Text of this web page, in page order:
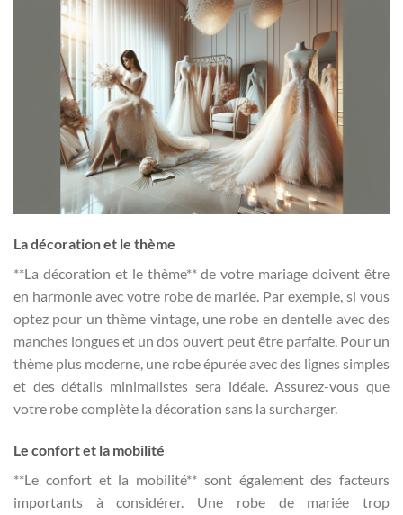
La décoration et le thème
**La décoration et le thème** de votre mariage doivent être
en harmonie avec votre robe de mariée. Par exemple, si vous
optez pour un thème vintage, une robe en dentelle avec des
manches longues et un dos ouvert peut être parfaite. Pour un
thème plus moderne, une robe épurée avec des lignes simples
et des détails minimalistes sera idéale. Assurez-vous que
votre robe complète la décoration sans la surcharger.
Le confort et la mobilité
**Le confort et la mobilité** sont également des facteurs
importants à considérer. Une robe de mariée trop